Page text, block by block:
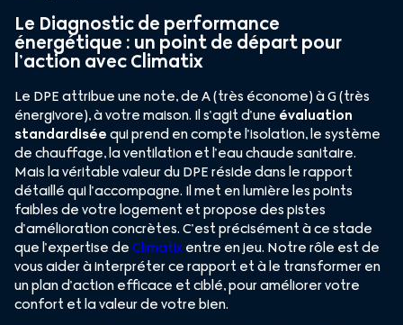
Le Diagnostic de performance
énergétique : un point de départ pour
l’action avec Climatix
Le DPE attribue une note, de A (très économe) à G (très
énergivore), à votre maison. Il s’agit d’une évaluation
standardiséequi prend en compte l’isolation, le système
de chauffage, la ventilation et l’eau chaude sanitaire.
Mais la véritable valeur du DPE réside dans le rapport
détaillé qui l’accompagne. Il met en lumière les points
faibles de votre logement et propose des pistes
d’amélioration concrètes. C’est précisément à ce stade
que l’expertise deClimatixentre en jeu. Notre rôle est de
vous aider à interpréter ce rapport et à le transformer en
un plan d’action efficace et ciblé, pour améliorer votre
confort et la valeur de votre bien.